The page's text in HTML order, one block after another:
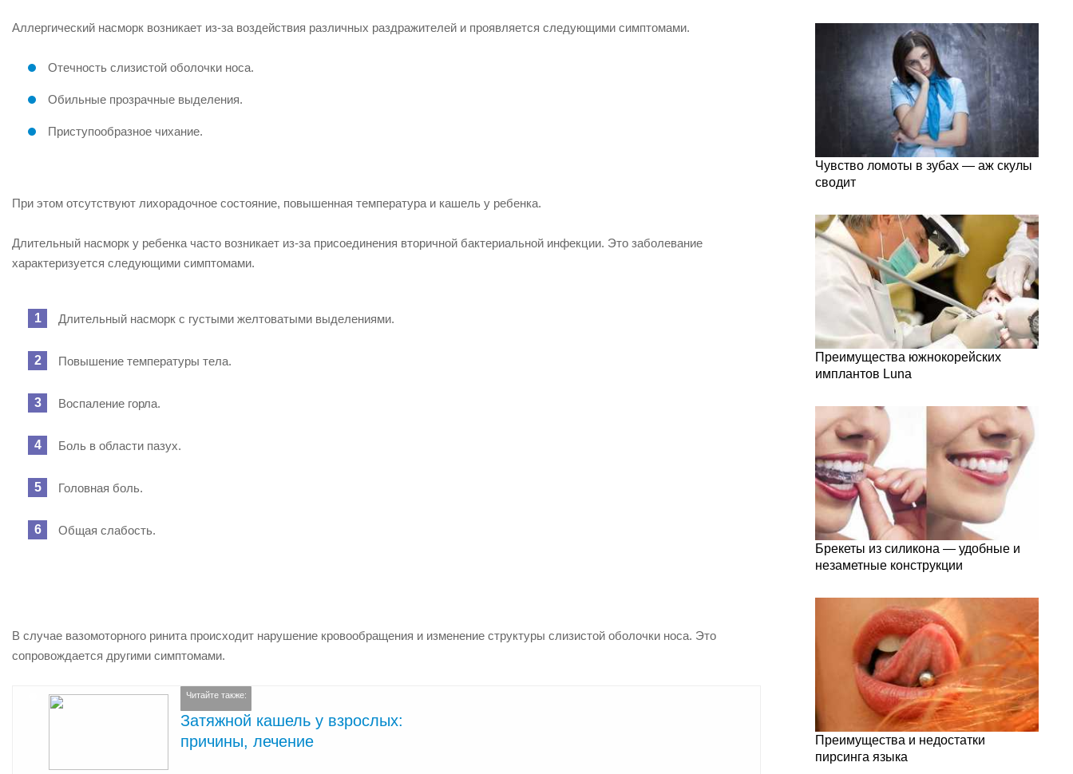
Аллергический насморк возникает из-за воздействия различных раздражителей и проявляется следующими симптомами.
Отечность слизистой оболочки носа.
Обильные прозрачные выделения.
Приступообразное чихание.
При этом отсутствуют лихорадочное состояние, повышенная температура и кашель у ребенка.
Длительный насморк у ребенка часто возникает из-за присоединения вторичной бактериальной инфекции. Это заболевание
характеризуется следующими симптомами.
Длительный насморк с густыми желтоватыми выделениями.
Повышение температуры тела.
Воспаление горла.
Боль в области пазух.
Головная боль.
Общая слабость.
В случае вазомоторного ринита происходит нарушение кровообращения и изменение структуры слизистой оболочки носа. Это
сопровождается другими симптомами.
Читайте также:
Затяжной кашель у взрослых:
причины, лечение
Чувство ломоты в зубах — аж скулы
сводит
Преимущества южнокорейских
имплантов Luna
Брекеты из силикона — удобные и
незаметные конструкции
Преимущества и недостатки
пирсинга языка